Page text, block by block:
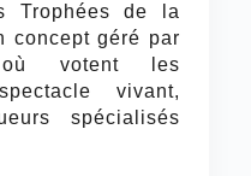
Trophées de la
concept géré par
où votent les
vivant,
spécialisés